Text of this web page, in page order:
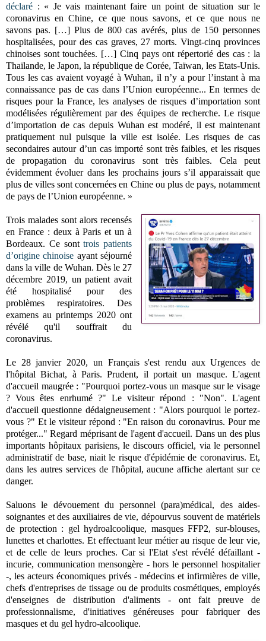
déclaré : « Je vais maintenant faire un point de situation sur le
coronavirus en Chine, ce que nous savons, et ce que nous ne
savons pas. […] Plus de 800 cas avérés, plus de 150 personnes
hospitalisées, pour des cas graves, 27 morts. Vingt-cinq provinces
chinoises sont touchées. […] Cinq pays ont répertorié des cas : la
Thaïlande, le Japon, la république de Corée, Taïwan, les Etats-Unis.
Tous les cas avaient voyagé à Wuhan, il n’y a pour l’instant à ma
connaissance pas de cas dans l’Union européenne... En termes de
risques pour la France, les analyses de risques d’importation sont
modélisées régulièrement par des équipes de recherche. Le risque
d’importation de cas depuis Wuhan est modéré, il est maintenant
pratiquement nul puisque la ville est isolée. Les risques de cas
secondaires autour d’un cas importé sont très faibles, et les risques
de propagation du coronavirus sont très faibles. Cela peut
évidemment évoluer dans les prochains jours s’il apparaissait que
plus de villes sont concernées en Chine ou plus de pays, notamment
de pays de l’Union européenne. »
Trois malades sont alors recensés
en France : deux à Paris et un à
Bordeaux. Ce sonttrois patients
d’origine chinoise ayant séjourné
dans la ville de Wuhan. Dès le 27
décembre 2019, un patient avait
été hospitalisé pour des
problèmes respiratoires. Des
examens au printemps 2020 ont
révélé qu'il souffrait du
coronavirus.
Le 28 janvier 2020, un Français s'est rendu aux Urgences de
l'hôpital Bichat, à Paris. Prudent, il portait un masque. L'agent
d'accueil maugrée : "Pourquoi portez-vous un masque sur le visage
? Vous êtes enrhumé ?" Le visiteur répond : "Non". L'agent
d'accueil questionne dédaigneusement : "Alors pourquoi le portez-
vous ?" Et le visiteur répond : "En raison du coronavirus. Pour me
protéger..." Regard méprisant de l'agent d'accueil. Dans un des plus
importants hôpitaux parisiens, le discours officiel, via le personnel
administratif de base, niait le risque d'épidémie de coronavirus. Et,
dans les autres services de l'hôpital, aucune affiche alertant sur ce
danger.
Saluons le dévouement du personnel (para)médical, des aides-
soignantes et des auxiliaires de vie, dépourvus souvent de matériels
de protection : gel hydroalcoolique, masques FFP2, sur-blouses,
lunettes et charlottes. Et effectuant leur métier au risque de leur vie,
et de celle de leurs proches. Car si l'Etat s'est révélé défaillant -
incurie, communication mensongère - hors le personnel hospitalier
-, les acteurs économiques privés - médecins et infirmières de ville,
chefs d'entreprises de tissage ou de produits cosmétiques, employés
d'enseignes de distribution d'aliments - ont fait preuve de
professionnalisme, d'initiatives généreuses pour fabriquer des
masques et du gel hydro-alcoolique.